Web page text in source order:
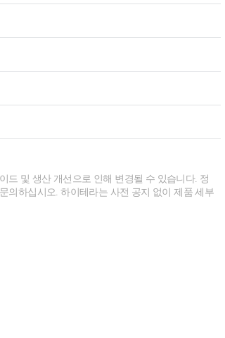
드 및 생산 개선으로 인해 변경될 수 있습니다. 정
의하십시오. 하이테라는 사전 공지 없이 제품 세부